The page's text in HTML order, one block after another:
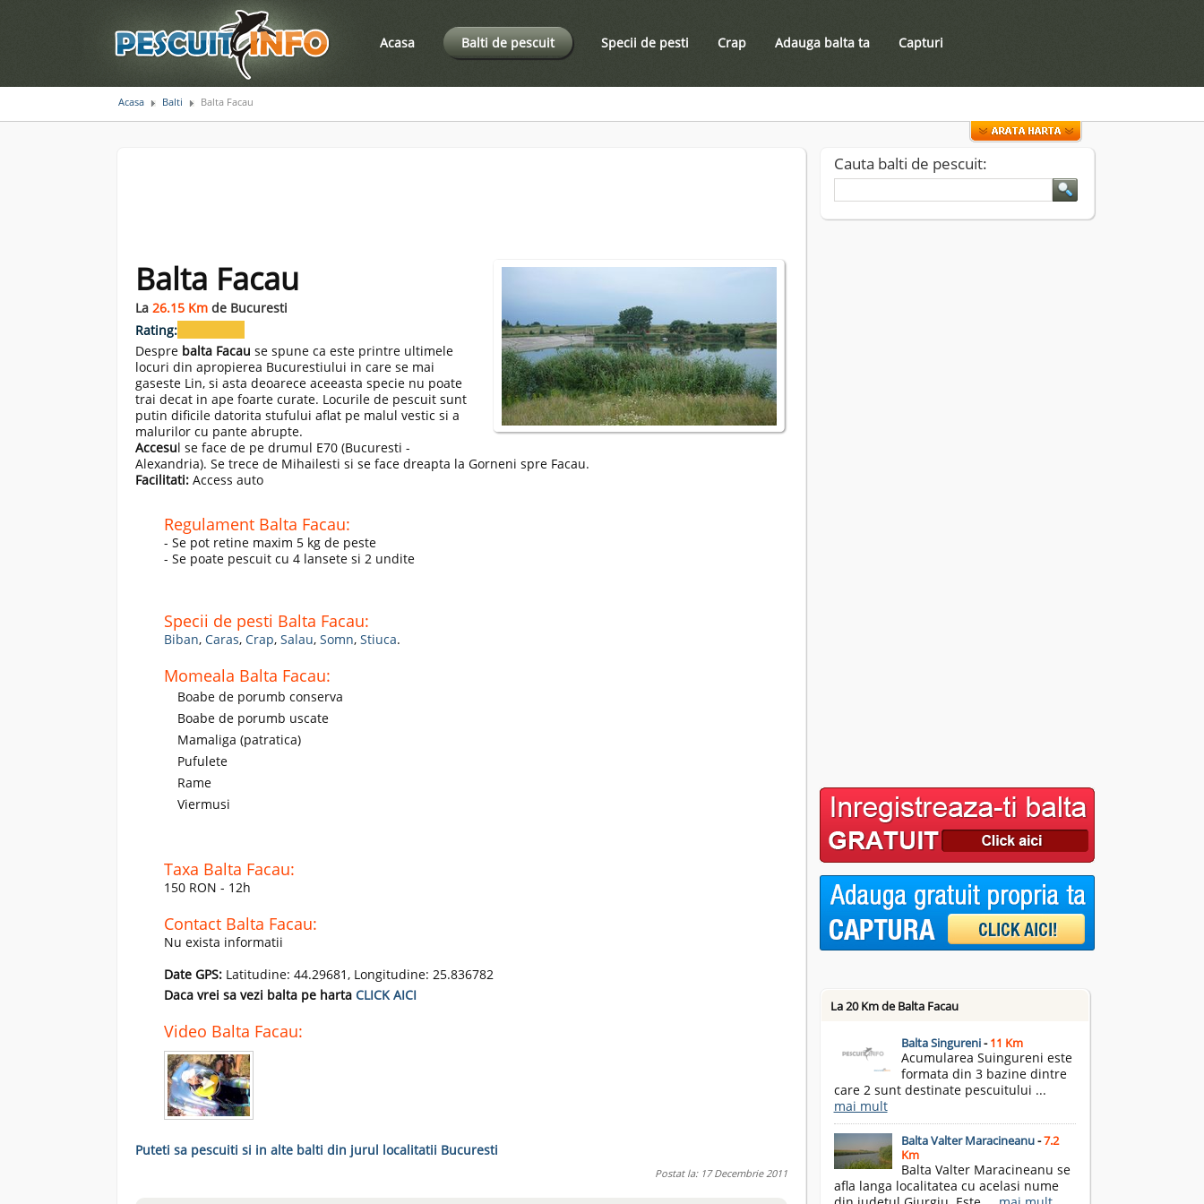
Acasa Balti de pescuit Specii de pesti Crap Adauga balta ta Capturi
Acasa Balti Balta Facau
Balta Facau
La 26.15 Kmde Bucuresti
Rating:
Despre balta Facau se spune ca este printre ultimele
locuri din apropierea Bucurestiului in care se mai
gaseste Lin, si asta deoarece aceeasta specie nu poate
trai decat in ape foarte curate. Locurile de pescuit sunt
putin dificile datorita stufului aflat pe malul vestic si a
malurilor cu pante abrupte.
Accesul se face de pe drumul E70 (Bucuresti -
Alexandria). Se trece de Mihailesti si se face dreapta la Gorneni spre Facau.
Facilitati: Access auto
Regulament Balta Facau:
- Se pot retine maxim 5 kg de peste
- Se poate pescuit cu 4 lansete si 2 undite
Specii de pesti Balta Facau:
Biban, Caras, Crap, Salau, Somn, Stiuca.
Momeala Balta Facau:
Boabe de porumb conserva
Boabe de porumb uscate
Mamaliga (patratica)
Pufulete
Rame
Viermusi
Taxa Balta Facau:
150 RON - 12h
Contact Balta Facau:
Nu exista informatii
Date GPS:Latitudine: 44.29681, Longitudine: 25.836782
Daca vrei sa vezi balta pe harta CLICK AICI
Video Balta Facau:
Puteti sa pescuiti si in alte balti din jurul localitatii Bucuresti
Postat la: 17 Decembrie 2011
Cauta balti de pescuit:
La 20 Km de Balta Facau
Balta Singureni-11 Km
Acumularea Suingureni este
formata din 3 bazine dintre
care 2 sunt destinate pescuitului ...
mai mult
Balta Valter Maracineanu-7.2
Km
Balta Valter Maracineanu se
afla langa localitatea cu acelasi nume